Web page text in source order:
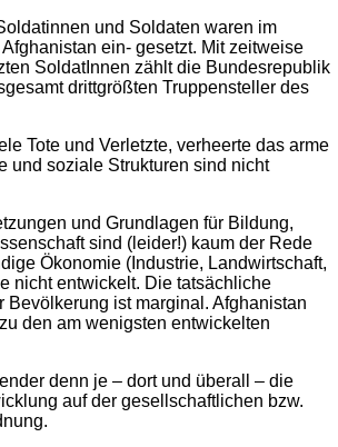
und Soldaten waren im
ein- gesetzt. Mit zeitweise
SoldatInnen zählt die Bundesrepublik
drittgrößten Truppensteller des
Tote und Verletzte, verheerte das arme
und soziale Strukturen sind nicht
und Grundlagen für Bildung,
sind (leider!) kaum der Rede
Ökonomie (Industrie, Landwirtschaft,
nicht entwickelt. Die tatsächliche
Bevölkerung ist marginal. Afghanistan
den am wenigsten entwickelten
denn je – dort und überall – die
auf der gesellschaftlichen bzw.